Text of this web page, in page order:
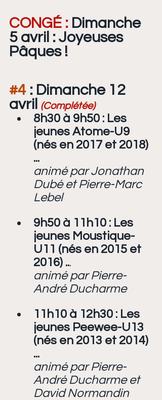
CONGÉ : Dimanche
5 avril : Joyeuses
Pâques !
#4 : Dimanche 12
avril
(Complétée)
8h30 à 9h50 : Les
jeunes Atome-U9
(nés en 2017 et 2018)
...
animé par Jonathan
Dubé et Pierre-Marc
Lebel
9h50 à 11h10 : Les
jeunes Moustique-
U11 (nés en 2015 et
2016) ...
animé par Pierre-
André Ducharme
11h10 à 12h30 : Les
jeunes Peewee-U13
(nés en 2013 et 2014)
...
animé par Pierre-
André Ducharme et
David Normandin